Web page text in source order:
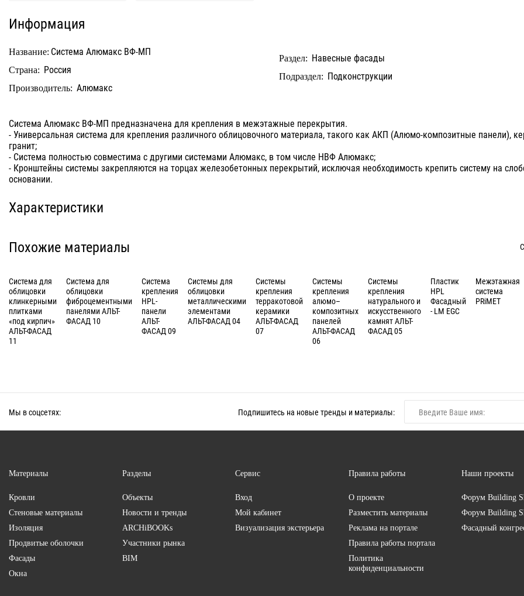
Информация
Название: Система Алюмакс ВФ-МП
Страна: Россия
Производитель: Алюмакс
Раздел: Навесные фасады
Подраздел: Подконструкции
Система Алюмакс ВФ-МП предназначена для крепления в межэтажные перекрытия.
- Универсальная система для крепления различного облицовочного материала, такого как АКП (Алюмо-композитные панели),
гранит;
- Система полностью совместима с другими системами Алюмакс, в том числе НВФ Алюмакс;
- Кронштейны системы закрепляются на торцах железобетонных перекрытий, исключая необходимость крепить систему на
основании.
Характеристики
Похожие материалы
Система для
облицовки
клинкерными
плитками
«под кирпич»
АЛЬТ-ФАСАД
11
Система для
облицовки
фиброцементными
панелями АЛЬТ-
ФАСАД 10
Система
крепления
HPL-
панели
АЛЬТ-
ФАСАД 09
Системы для
облицовки
металлическими
элементами
АЛЬТ-ФАСАД 04
Системы
крепления
терракотовой
керамики
АЛЬТ-ФАСАД
07
Cистемы
крепления
алюмо–
композитных
панелей
АЛЬТ-ФАСАД
06
Системы
крепления
натурального и
искусственного
камнят АЛЬТ-
ФАСАД 05
Пластик
HPL
Фасадный
- LM EGC
Межэтажная
система
PRiMET
Мы в соцсетях: Подпишитесь на новые тренды и материалы:
Материалы
Кровли
Стеновые материалы
Изоляция
Продвитые оболочки
Фасады
Окна
Разделы
Объекты
Новости и тренды
ARCHiBOOKs
Участники рынка
BIM
Сервис
Вход
Мой кабинет
Визуализация экстерьера
Правила работы
О проекте
Разместить материалы
Реклама на портале
Правила работы портала
Политика
конфиденциальности
Наши проекты
ФорумBuilding
ФорумBuilding
Фасадный